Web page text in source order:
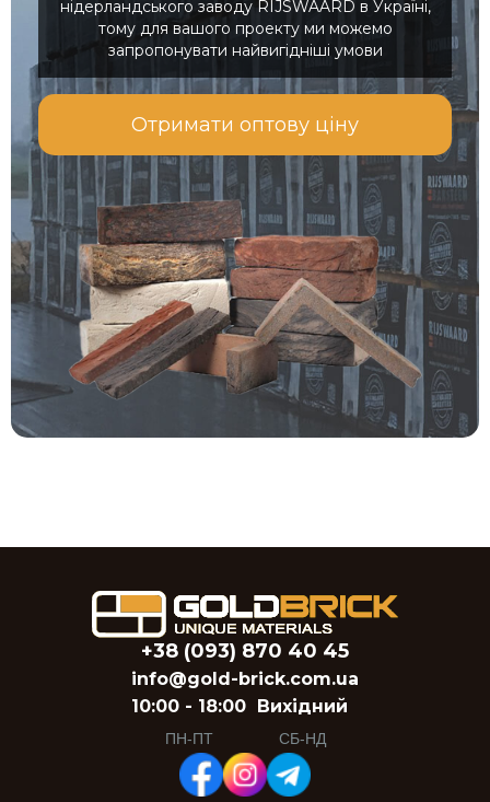
нідерландського заводу RIJSWAARD в Україні,
тому для вашого проекту ми можемо
запропонувати найвигідніші умови
Отримати оптову ціну
+38 (093) 870 40 45
info@gold-brick.com.ua
10:00 - 18:00
ПН-ПТ
Вихідний
СБ-НД